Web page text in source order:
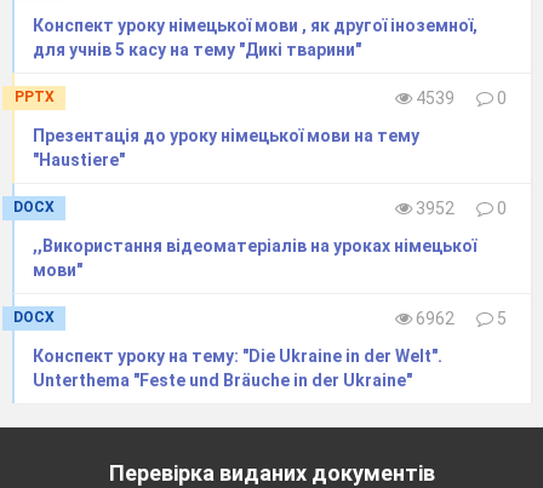
Конспект уроку німецької мови , як другої іноземної,
для учнів 5 касу на тему "Дикі тварини"
PPTX 4539
0
Презентація до уроку німецької мови на тему
"Haustiere"
DOCX 3952
0
,,Використання відеоматеріалів на уроках німецької
мови"
DOCX 6962
5
Конспект уроку на тему: "Die Ukraine in der Welt".
Unterthema "Feste und Bräuche in der Ukraine"
Перевірка виданих документів